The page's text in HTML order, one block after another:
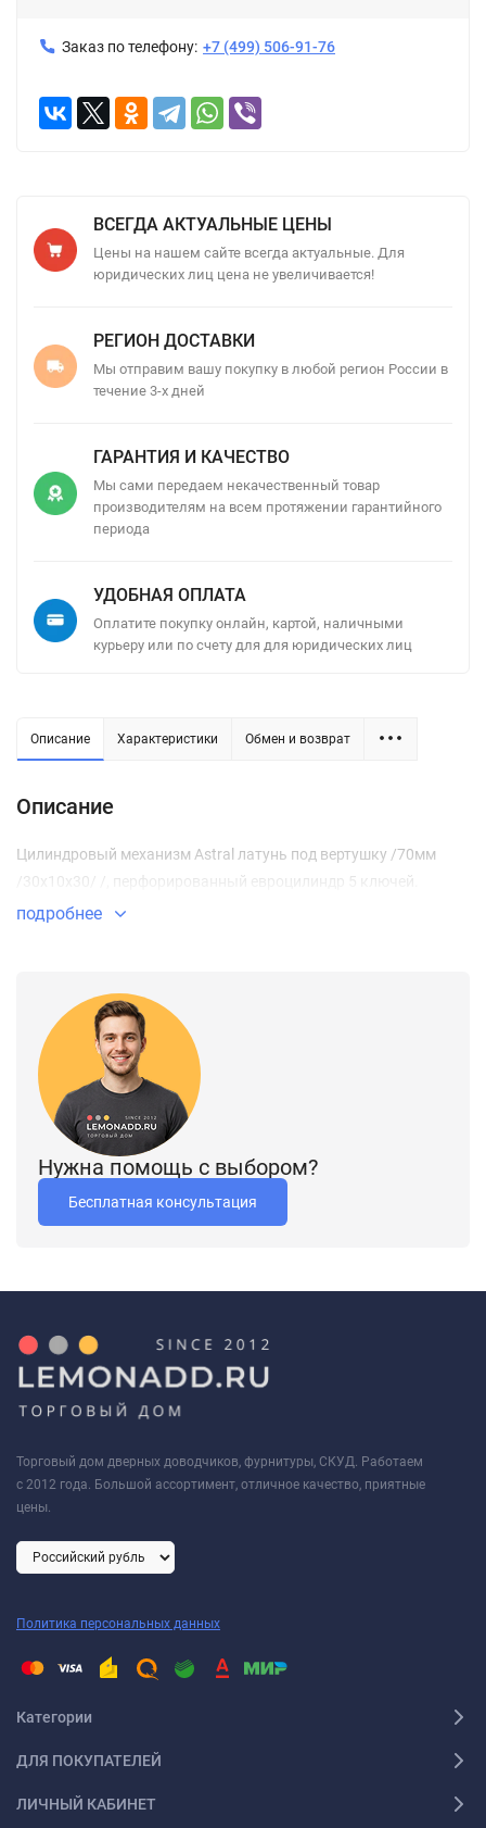
Заказ по телефону: +7 (499) 506-91-76
ВСЕГДА АКТУАЛЬНЫЕ ЦЕНЫ
Цены на нашем сайте всегда актуальные. Для
юридических лиц цена не увеличивается!
РЕГИОН ДОСТАВКИ
Мы отправим вашу покупку в любой регион России в
течение 3-х дней
ГАРАНТИЯ И КАЧЕСТВО
Мы сами передаем некачественный товар
производителям на всем протяжении гарантийного
периода
УДОБНАЯ ОПЛАТА
Оплатите покупку онлайн, картой, наличными
курьеру или по счету для для юридических лиц
Описание Характеристики Обмен и возврат
Описание
Цилиндровый механизм Astral латунь под вертушку /70мм
/30х10х30/ /, перфорированный евроцилиндр 5 ключей.
подробнее
Нужна помощь с выбором?
Бесплатная консультация
Торговый дом дверных доводчиков, фурнитуры, СКУД. Работаем
с 2012 года. Большой ассортимент, отличное качество, приятные
цены.
Политика персональных данных
Категории
ДЛЯ ПОКУПАТЕЛЕЙ
ЛИЧНЫЙ КАБИНЕТ